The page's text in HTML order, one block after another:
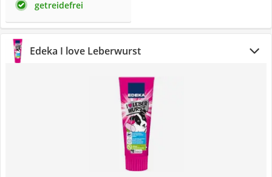
getreidefrei
Edeka I love Leberwurst